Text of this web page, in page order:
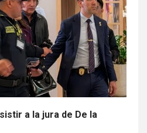
a la jura de De la